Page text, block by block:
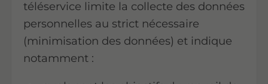
téléservice limite la collecte des données
personnelles au strict nécessaire
(minimisation des données) et indique
notamment :